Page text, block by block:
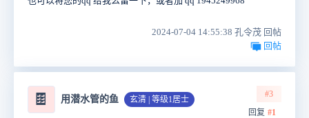
2024-07-04 14:55:38 孔令茂 回帖
回帖
🍫 用潜水管的鱼 玄清 | 等级1居士
#3
回复 #1